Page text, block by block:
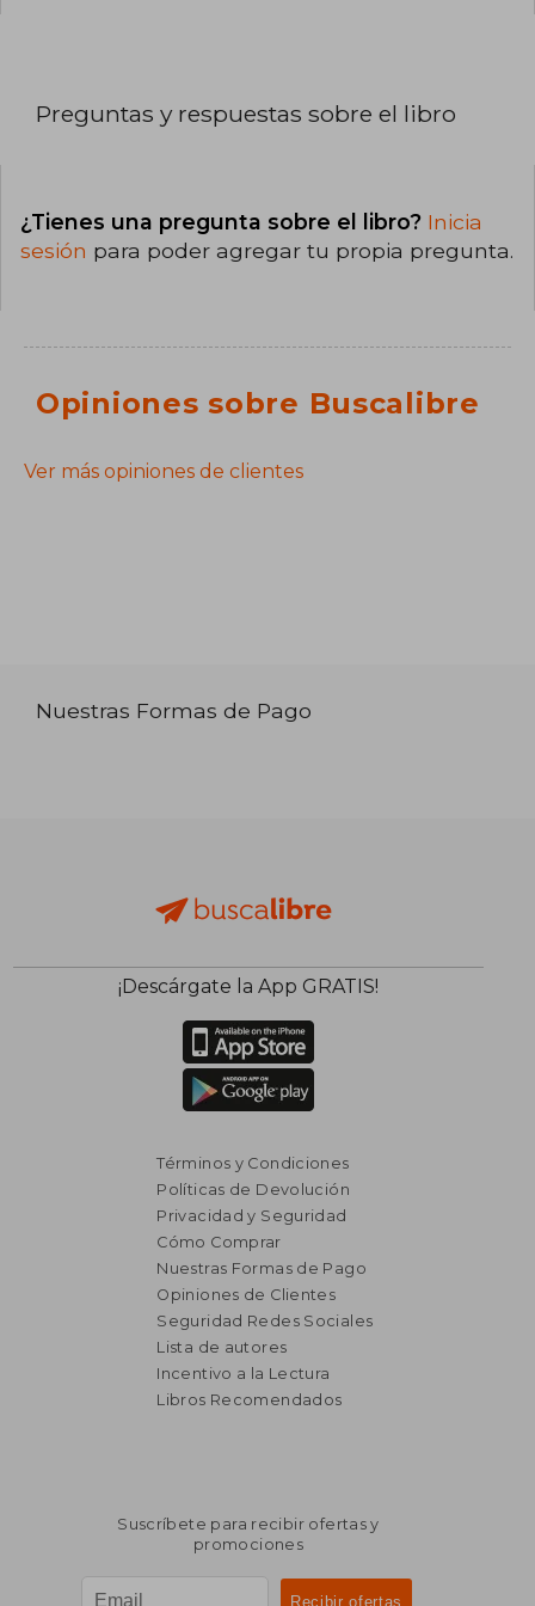
Preguntas y respuestas sobre el libro
¿Tienes una pregunta sobre el libro? Inicia
sesión para poder agregar tu propia pregunta.
Opiniones sobre Buscalibre
Ver más opiniones de clientes
Nuestras Formas de Pago
¡Descárgate la App GRATIS!
Términos y Condiciones
Políticas de Devolución
Privacidad y Seguridad
Cómo Comprar
Nuestras Formas de Pago
Opiniones de Clientes
Seguridad Redes Sociales
Lista de autores
Incentivo a la Lectura
Libros Recomendados
Suscríbete para recibir ofertas y
promociones